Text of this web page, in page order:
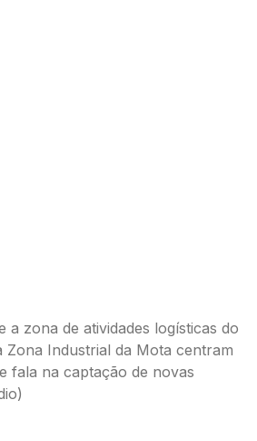
a zona de atividades logísticas do
Zona Industrial da Mota centram
fala na captação de novas